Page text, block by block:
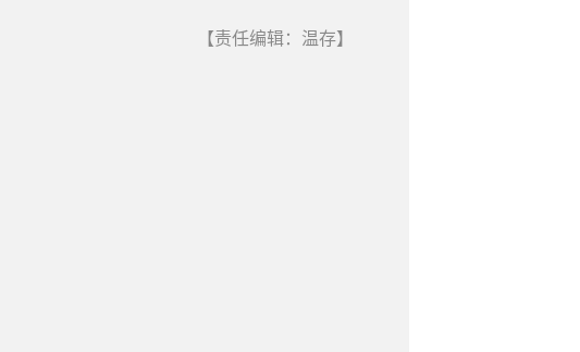
【责任编辑：温存】